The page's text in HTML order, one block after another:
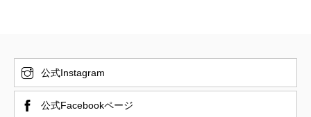
公式Instagram
公式Facebookページ